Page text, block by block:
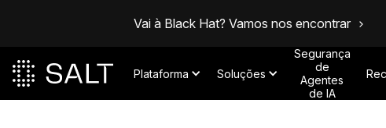
Vai à Black Hat? Vamos nos encontrar
Plataforma Soluções
Segurança
de
Agentes
de IA